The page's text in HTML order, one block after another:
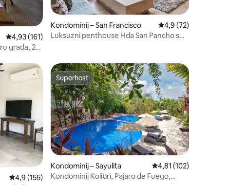
Prosječna ocjena: 4,93/5, recenzija: 161
4,93 (161)
grada, 2
Kondominij – San Francisco Prosječna ocjena:
4,9 (72)
Luksuzni penthouse Hda San Pancho s
Prosječna ocjena: 4,9/5, recenzija: 155
4,9 (155)
Superhost
Superhost
Kondominij – Sayulita Prosječna ocjena:
4,81 (102)
Kondominij Kolibri, Pajaro de Fuego,